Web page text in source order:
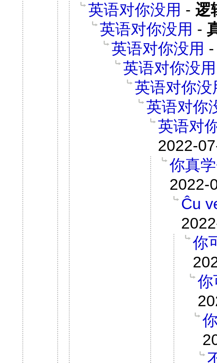
英语对你没用 - 逻
英语对你没用 -
英语对你没用
英语对你没用
英语对你没
英语对你
英语对
2022-
你真
2022-
Ĉu
你
你